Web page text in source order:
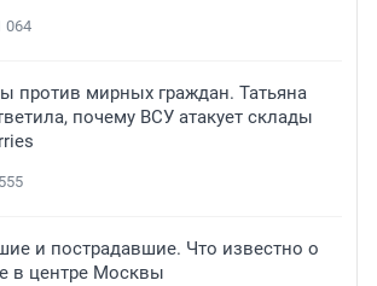
064
против мирных граждан. Татьяна
почему ВСУ атакует склады
и пострадавшие. Что известно о
в центре Москвы